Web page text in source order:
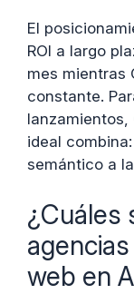
El
ROI a largo
mes mientras
constante.
lanzamientos,
ideal
semántico a
¿Cuáles
web en